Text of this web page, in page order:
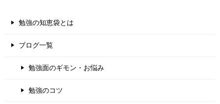
勉強の知恵袋とは
ブログ一覧
勉強面のギモン・お悩み
勉強のコツ